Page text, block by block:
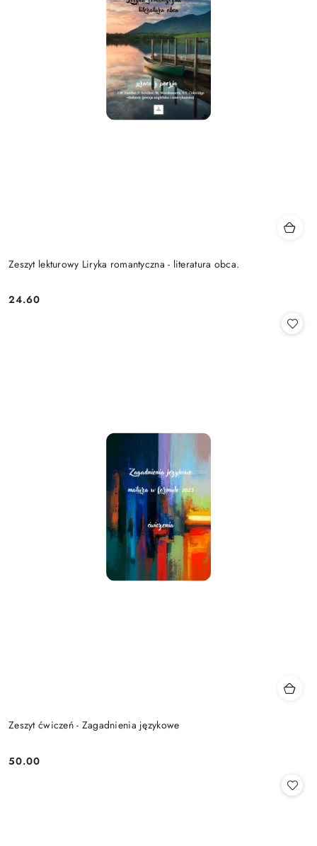
Zeszyt lekturowy Liryka romantyczna - literatura obca.
Cena:
24.60
Zeszyt ćwiczeń - Zagadnienia językowe
Cena:
50.00